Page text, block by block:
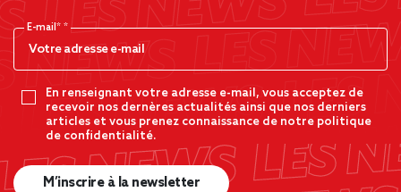
E-mail*
En renseignant votre adresse e-mail, vous acceptez de
recevoir nos dernères actualités ainsi que nos derniers
articles et vous prenez connaissance de notre politique
de confidentialité.
M’inscrire à la newsletter